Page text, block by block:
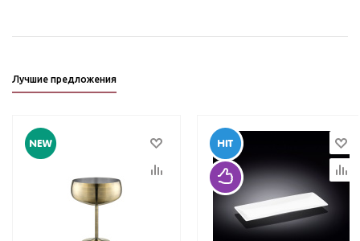
Лучшие предложения